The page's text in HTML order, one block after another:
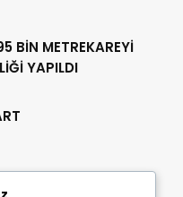
BİN METREKAREYİ
YAPILDI